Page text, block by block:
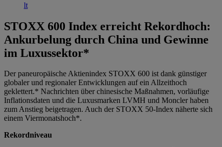
lt
STOXX 600 Index erreicht Rekordhoch:
Ankurbelung durch China und Gewinne
im Luxussektor*
Der paneuropäische Aktienindex STOXX 600 ist dank günstiger
globaler und regionaler Entwicklungen auf ein Allzeithoch
geklettert.* Nachrichten über chinesische Maßnahmen, vorläufige
Inflationsdaten und die Luxusmarken LVMH und Moncler haben
zum Anstieg beigetragen. Auch der STOXX 50-Index näherte sich
einem Viermonatshoch*.
Rekordniveau